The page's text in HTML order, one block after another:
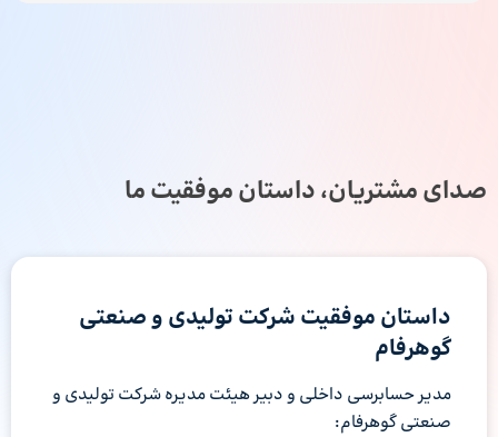
صدای مشتریان، داستان موفقیت ما
داستان موفقیت شرکت تولیدی و صنعتی
گوهرفام
مدیر حسابرسی داخلی و دبیر هیئت مدیره شرکت تولیدی و
صنعتی گوهرفام: